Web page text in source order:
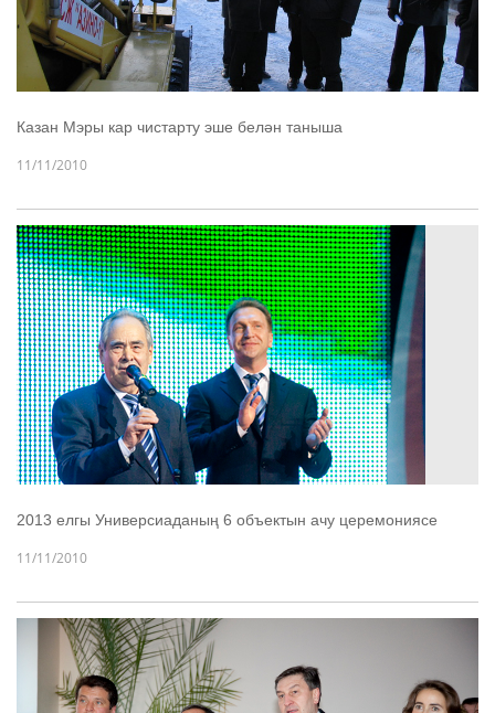
Казан Мэры кар чистарту эше белән таныша
11/11/2010
2013 елгы Универсиаданың 6 объектын ачу церемониясе
11/11/2010